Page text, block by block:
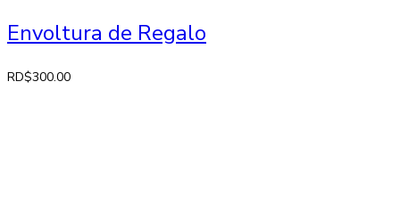
Envoltura de Regalo
RD$300.00